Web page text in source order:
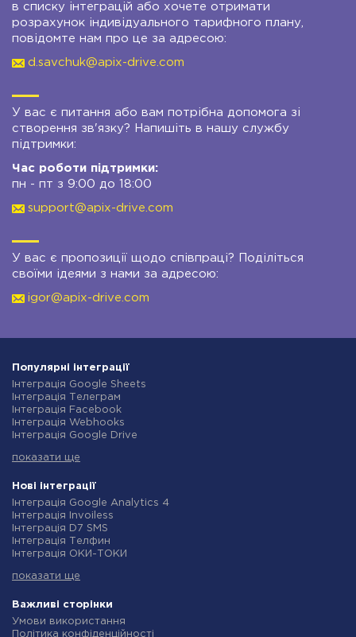
в списку інтеграцій або хочете отримати
розрахунок індивідуального тарифного плану,
повідомте нам про це за адресою:
d.savchuk@apix-drive.com
У вас є питання або вам потрібна допомога зі
створення зв'язку? Напишіть в нашу службу
підтримки:
Час роботи підтримки:
пн - пт з 9:00 до 18:00
support@apix-drive.com
У вас є пропозиції щодо співпраці? Поділіться
своїми ідеями з нами за адресою:
igor@apix-drive.com
Популярні інтеграції
Інтеграція Google Sheets
Інтеграція Телеграм
Інтеграція Facebook
Інтеграція Webhooks
Інтеграція Google Drive
Інтеграція Gmail
Інтеграція Rozetka
Інтеграція OpenAI (ChatGPT)
Інтеграція Binotel
Інтеграція Prom
Інтеграція Приват24
Інтеграція OLX
Інтеграція SendPulse
Інтеграція Stream Telecom
Інтеграція Google Analytics
показати ще
Нові інтеграції
Інтеграція Google Analytics 4
Інтеграція Invoiless
Інтеграція D7 SMS
Інтеграція Телфин
Інтеграція ОКИ-ТОКИ
Інтеграція Microsoft Dynamics 365
Інтеграція TxtSync
Інтеграція Wire2Air
Інтеграція Corezoid
показати ще
Важливі сторінки
Умови використання
Політика конфіденційності